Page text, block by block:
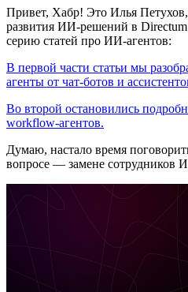
Привет, Хабр! Это Илья Петухов,
развития ИИ-решений в
серию статей про ИИ-агентов:
В первой части статьи мы
агенты от чат-ботов и
Во второй остановились
workflow-агентов.
Думаю, настало время
вопросе — замене сотрудников